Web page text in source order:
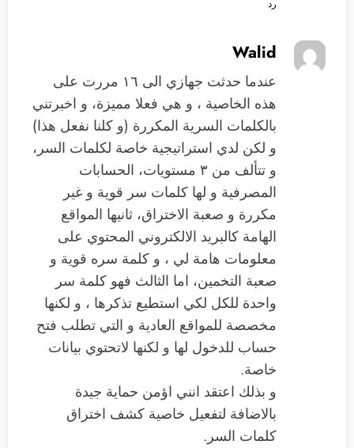
رد
Walid
عندما حدثت جهازي الى ١٦ مررت على
هذه الخاصية ، و هي فعلا مميزة، و اخبرتني
بالكلمات السرية المكررة (و كلنا نفعل هذا)
و لكن لدي استراتيجية خاصة لكلمات السر،
و تتألف من ٣ مستويات، الحسابات
المصرفية و لها كلمات سر قوية و غير
مكررة و صعبة الاختراق، ثانيها المواقع
الهامة كالبريد الالكتروني المحتوي على
معلومات هامة لي ، و كلمة سره قوية و
صعبة التخمين، اما الثالث فهو كلمة سر
واحدة للكل لكي استطيع تذكرها ، و لكنها
مخصصة للمواقع العادية و التي تطلب فتح
حساب للدخول لها و لكنها لاتحتوي بيانات
خاصة.
و بذلك اعتقد انني اؤمن حماية جيدة
بالاضافة لتفعيل خاصية كشف اختراق
كلمات السر.